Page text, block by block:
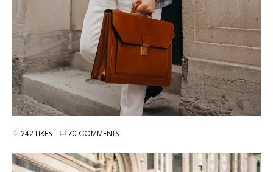
242 LIKES 70 COMMENTS